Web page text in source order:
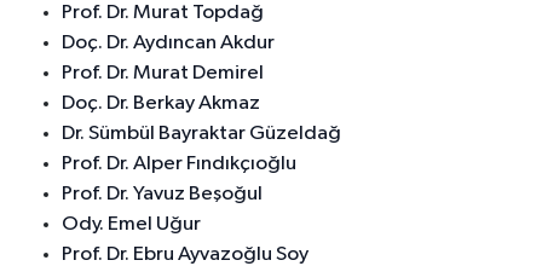
Prof. Dr. Murat Topdağ
Doç. Dr. Aydıncan Akdur
Prof. Dr. Murat Demirel
Doç. Dr. Berkay Akmaz
Dr. Sümbül Bayraktar Güzeldağ
Prof. Dr. Alper Fındıkçıoğlu
Prof. Dr. Yavuz Beşoğul
Ody. Emel Uğur
Prof. Dr. Ebru Ayvazoğlu Soy